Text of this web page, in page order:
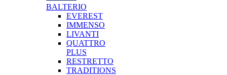
BALTERIO
EVEREST
IMMENSO
LIVANTI
QUATTRO
PLUS
RESTRETTO
TRADITIONS